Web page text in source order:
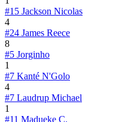
#15 Jackson Nicolas
4
#24 James Reece
8
#5 Jorginho
1
#7 Kanté N'Golo
4
#7 Laudrup Michael
1
#11 Madueke C.